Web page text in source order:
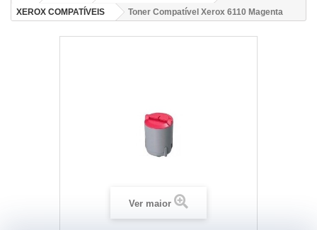
XEROX COMPATÍVEIS
Toner Compatível Xerox 6110 Magenta
Ver maior